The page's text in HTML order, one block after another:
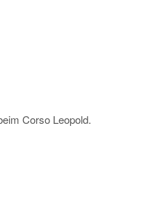
Corso Leopold.